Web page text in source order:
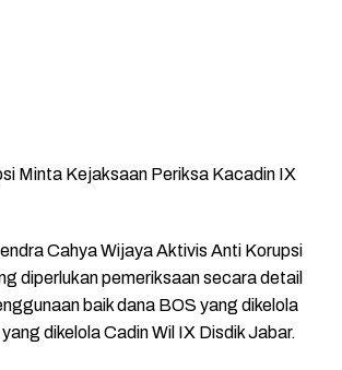
Minta Kejaksaan Periksa Kacadin IX
Cahya Wijaya Aktivis Anti Korupsi
diperlukan pemeriksaan secara detail
baik dana BOS yang dikelola
dikelola Cadin Wil IX Disdik Jabar.